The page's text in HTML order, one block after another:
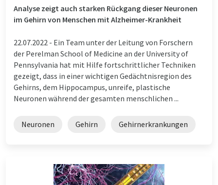
Analyse zeigt auch starken Rückgang dieser Neuronen
im Gehirn von Menschen mit Alzheimer-Krankheit
22.07.2022 - Ein Team unter der Leitung von Forschern
der Perelman School of Medicine an der University of
Pennsylvania hat mit Hilfe fortschrittlicher Techniken
gezeigt, dass in einer wichtigen Gedächtnisregion des
Gehirns, dem Hippocampus, unreife, plastische
Neuronen während der gesamten menschlichen ...
Neuronen Gehirn Gehirnerkrankungen